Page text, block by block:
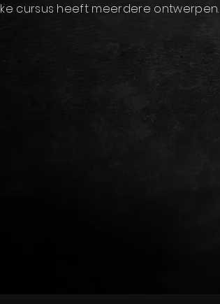
cursus heeft meerdere ontwerpen.